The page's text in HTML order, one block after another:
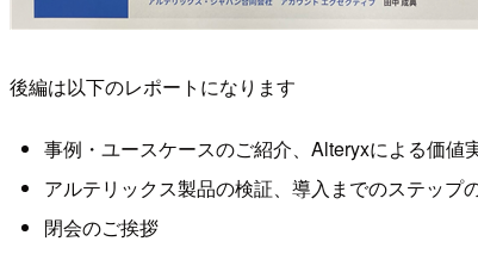
後編は以下のレポートになります
事例・ユースケースのご紹介、Alteryxによる価値
アルテリックス製品の検証、導入までのステップ
閉会のご挨拶